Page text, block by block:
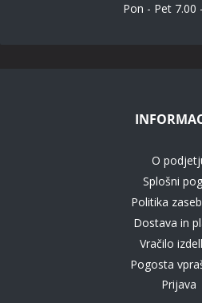
Pon - Pet 7.00
O
Splošni
Politika
Dostava in
Vračilo
Pogosta
Prijava